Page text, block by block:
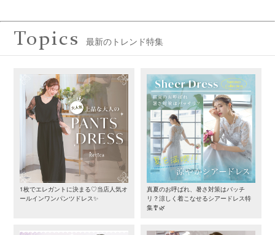
Topics 最新のトレンド特集
1枚でエレガントに決まる♡当店人気オ
ールインワンパンツドレス✨
真夏のお呼ばれ、暑さ対策はバッチ
リ？涼しく着こなせるシアードレス特
集🎐🌿